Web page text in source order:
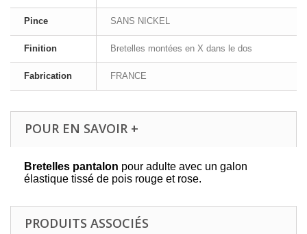
Pince SANS NICKEL
Finition Bretelles montées en X dans le dos
Fabrication FRANCE
POUR EN SAVOIR +
Bretelles pantalon pour adulte avec un galon
élastique tissé de pois rouge et rose.
PRODUITS ASSOCIÉS